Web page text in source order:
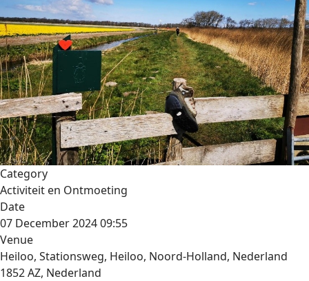
Category
Activiteit en Ontmoeting
Date
07 December 202409:55
Venue
Heiloo, Stationsweg, Heiloo, Noord-Holland, Nederland
1852 AZ, Nederland